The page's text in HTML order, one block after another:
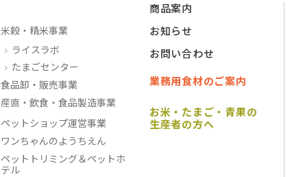
米穀・精米事業
ライスラボ
たまごセンター
食品卸・販売事業
産直・飲食・食品製造事業
ペットショップ運営事業
ワンちゃんのようちえん
ペットトリミング＆ペットホ
テル
商品案内
お知らせ
お問い合わせ
業務用食材のご案内
お米・たまご・青果の
生産者の方へ